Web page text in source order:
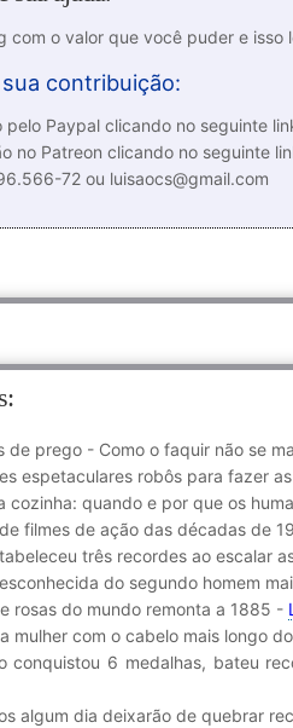
com o valor que você puder e
contribuição:
pelo Paypal clicando no seguinte
no Patreon clicando no seguinte
72 ou luisaocs@gmail.com
de prego - Como o faquir não se
espetaculares robôs para fazer
cozinha: quando e por que os
filmes de ação das décadas de
três recordes ao escalar
do segundo homem
rosas do mundo remonta a 1885 -
mulher com o cabelo mais longo
conquistou 6 medalhas, bateu
algum dia deixarão de quebrar